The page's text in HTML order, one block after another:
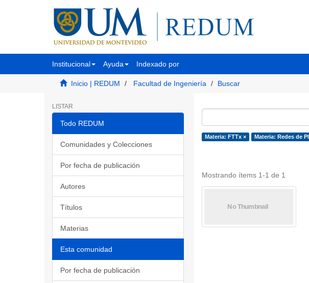
Institucional Ayuda Indexado por
Inicio | REDUM Facultad de Ingeniería Buscar
LISTAR
Todo REDUM
Comunidades y Colecciones
Por fecha de publicación
Autores
Títulos
Materias
Esta comunidad
Por fecha de publicación
Materia: FTTx × Materia: Redes de
Mostrando ítems 1-1 de 1